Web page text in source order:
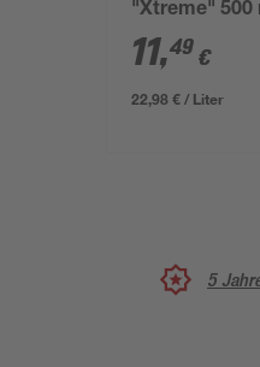
"Xtreme" 500
11,49 €
22,98 € / Liter
5